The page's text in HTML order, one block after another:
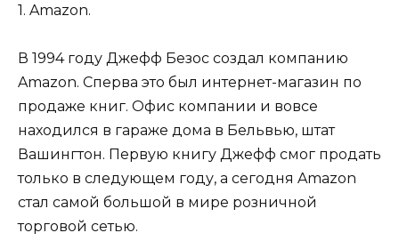
1. Amazon.
В 1994 году Джефф Безос создал компанию
Amazon. Сперва это был интернет-магазин по
продаже книг. Офис компании и вовсе
находился в гараже дома в Бельвью, штат
Вашингтон. Первую книгу Джефф смог продать
только в следующем году, а сегодня Amazon
стал самой большой в мире розничной
торговой сетью.